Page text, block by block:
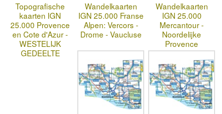
Topografische
kaarten IGN
25.000 Provence
en Cote d'Azur -
WESTELIJK
GEDEELTE
Wandelkaarten
IGN 25.000 Franse
Alpen: Vercors -
Drome - Vaucluse
Wandelkaarten
IGN 25.000
Mercantour -
Noordelijke
Provence